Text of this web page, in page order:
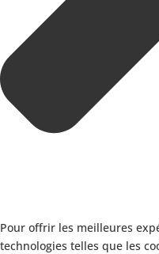
Pour offrir les meilleures
technologies telles que les